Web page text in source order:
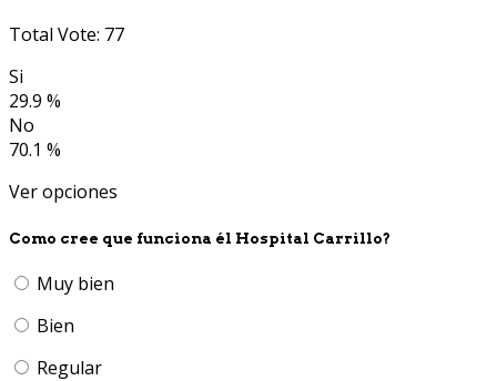
Total Vote: 77
Si
29.9 %
No
70.1 %
Ver opciones
Como cree que funciona él Hospital Carrillo?
Muy bien
Bien
Regular